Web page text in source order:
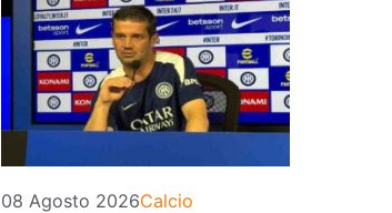
08 Agosto 2026Categorie
Calcio